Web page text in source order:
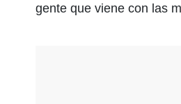
gente que viene con las